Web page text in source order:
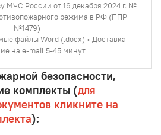
МЧС России от 16 декабря 2024 г. №
режима в РФ (ППР
№1479)
файлы Word (.docx) • Доставка -
на e-mail 5-45 минут
безопасности,
комплекты (для
кликните на
):